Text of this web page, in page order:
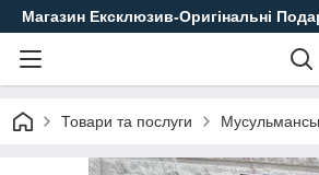
Магазин Ексклюзив-Оригінальні
Товари та послуги